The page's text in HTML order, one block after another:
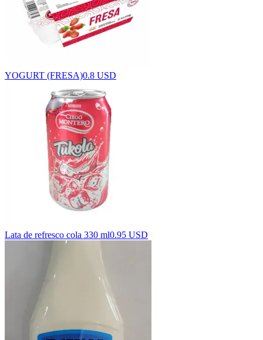
YOGURT (FRESA)0.8 USD
Lata de refresco cola 330 ml0.95 USD